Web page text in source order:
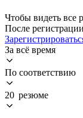
Чтобы видеть все
После
За всё время
По соответствию
20 резюме